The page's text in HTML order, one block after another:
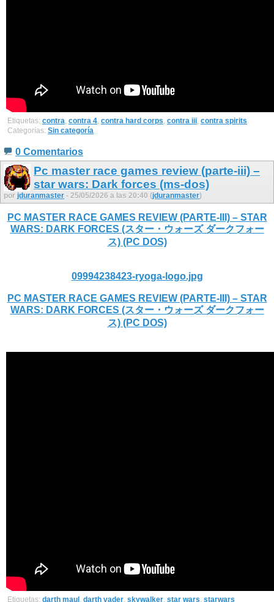
Etiquetas: contra, contra 4, contra hard corps, contra iii, contra spirits
Categorías: Sin categoría
0 Comentarios
Pc master race games review (parte-iii) –
star wars: Dark forces (ms-dos)
por jduranmaster - 25/05/2026 a las 20:40 (jduranmaster)
PC MASTER RACE GAMES REVIEW (PARTE-III) – STAR
WARS: DARK FORCES (スター・ウォーズ ダークフォー
ス) (PC DOS)
09994238423-ryoga-logo.jpg
PC MASTER RACE GAMES REVIEW (PARTE-III) – STAR
WARS: DARK FORCES (スター・ウォーズ ダークフォー
ス) (PC DOS)
Etiquetas: darth maul darth vader skywalker star wars starwars